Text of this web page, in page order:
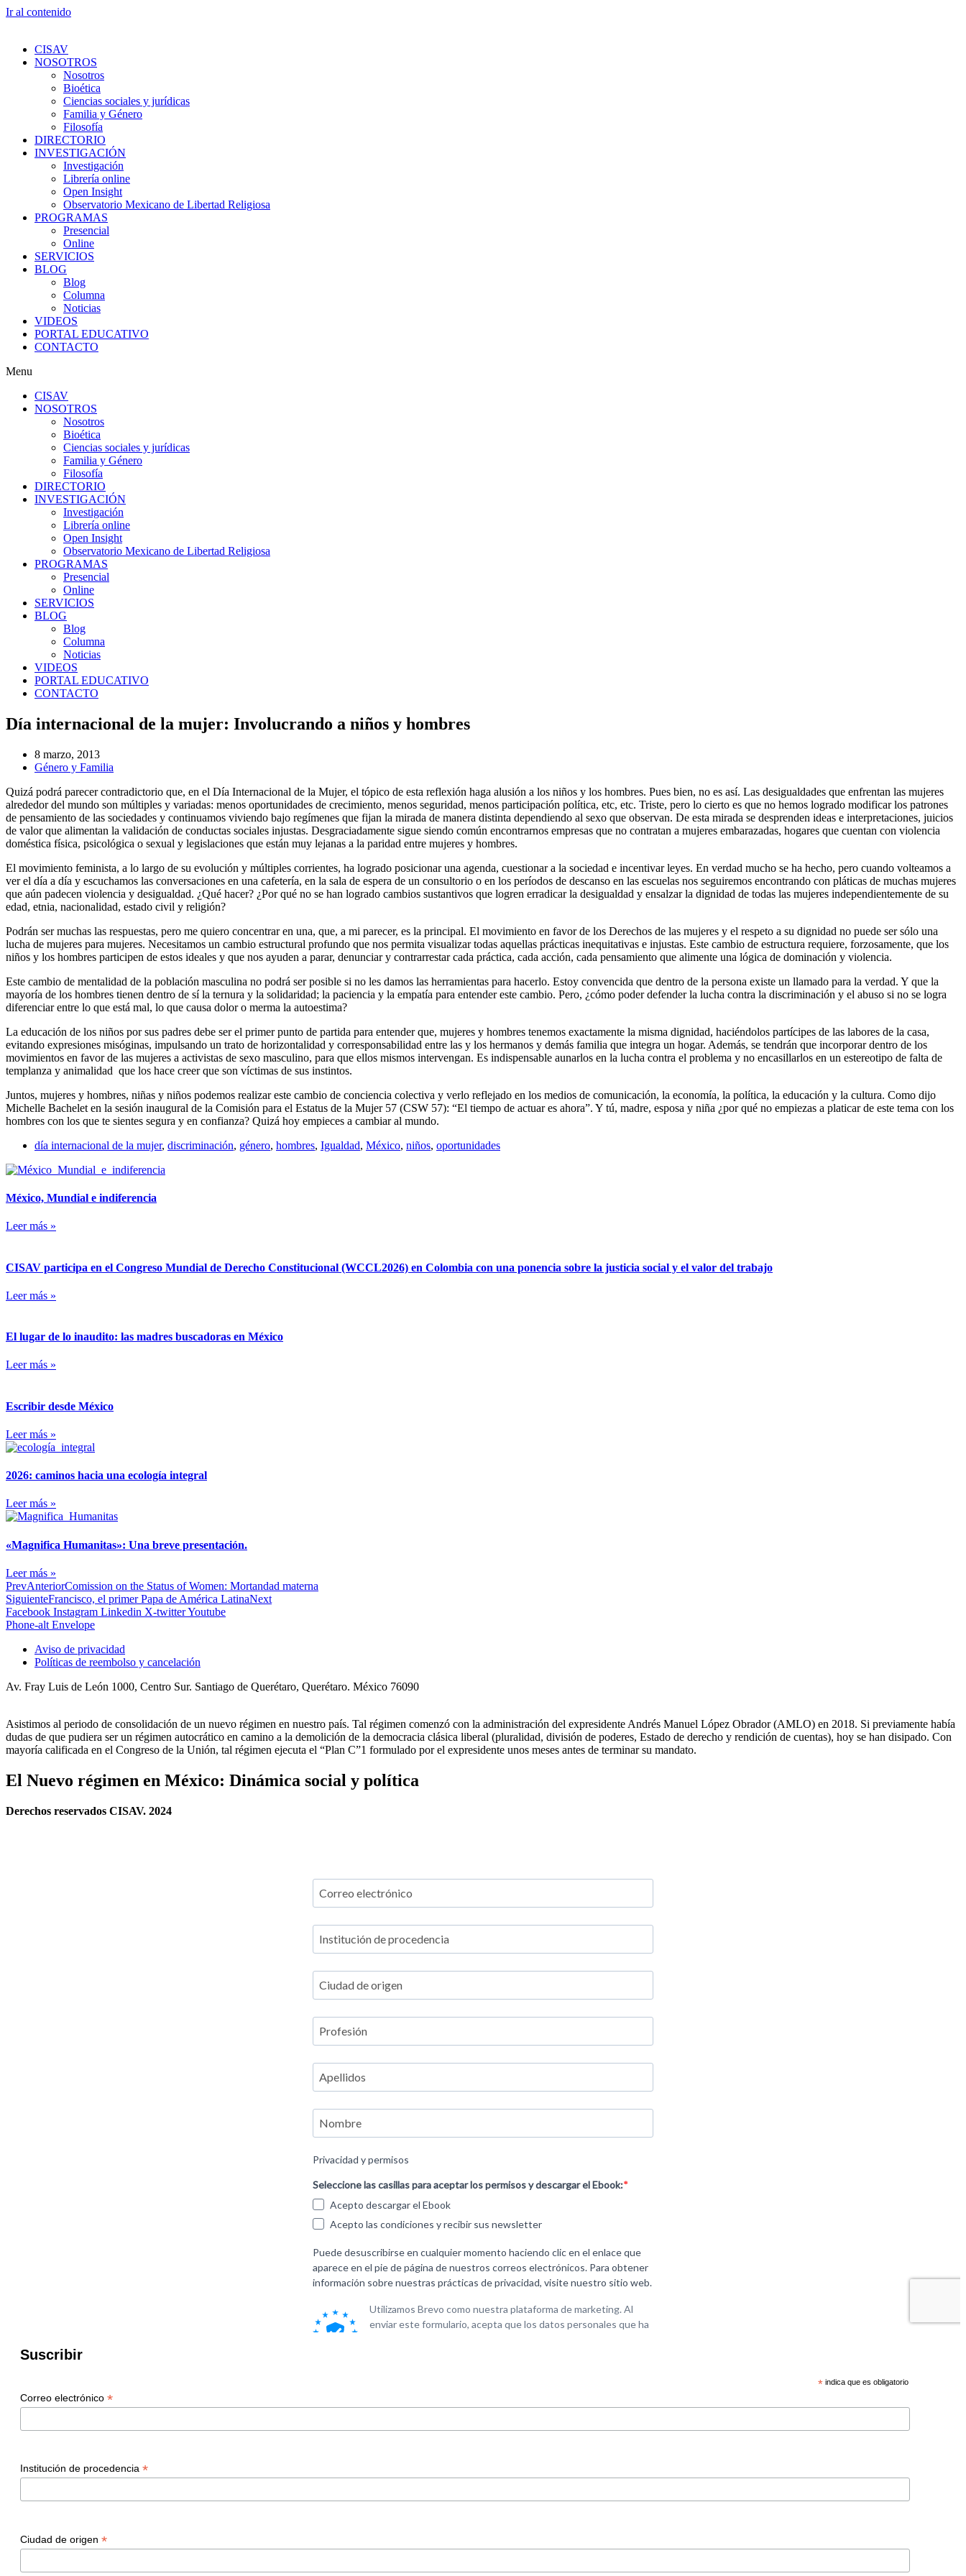
Ir al contenido
CISAV
NOSOTROS
Nosotros
Bioética
Ciencias sociales y jurídicas
Familia y Género
Filosofía
DIRECTORIO
INVESTIGACIÓN
Investigación
Librería online
Open Insight
Observatorio Mexicano de Libertad Religiosa
PROGRAMAS
Presencial
Online
SERVICIOS
BLOG
Blog
Columna
Noticias
VIDEOS
PORTAL EDUCATIVO
CONTACTO
Menu
CISAV
NOSOTROS
Nosotros
Bioética
Ciencias sociales y jurídicas
Familia y Género
Filosofía
DIRECTORIO
INVESTIGACIÓN
Investigación
Librería online
Open Insight
Observatorio Mexicano de Libertad Religiosa
PROGRAMAS
Presencial
Online
SERVICIOS
BLOG
Blog
Columna
Noticias
VIDEOS
PORTAL EDUCATIVO
CONTACTO
Día internacional de la mujer: Involucrando a niños y hombres
8 marzo, 2013
Género y Familia
Quizá podrá parecer contradictorio que, en el Día Internacional de la Mujer, el tópico de esta reflexión haga alusión a los niños y los hombres. Pues bien, no es así. Las desigualdades que enfrentan las mujeres
alrededor del mundo son múltiples y variadas: menos oportunidades de crecimiento, menos seguridad, menos participación política, etc, etc. Triste, pero lo cierto es que no hemos logrado modificar los patrones
de pensamiento de las sociedades y continuamos viviendo bajo regímenes que fijan la mirada de manera distinta dependiendo al sexo que observan. De esta mirada se desprenden ideas e interpretaciones, juicios
de valor que alimentan la validación de conductas sociales injustas. Desgraciadamente sigue siendo común encontrarnos empresas que no contratan a mujeres embarazadas, hogares que cuentan con violencia
doméstica física, psicológica o sexual y legislaciones que están muy lejanas a la paridad entre mujeres y hombres.
El movimiento feminista, a lo largo de su evolución y múltiples corrientes, ha logrado posicionar una agenda, cuestionar a la sociedad e incentivar leyes. En verdad mucho se ha hecho, pero cuando volteamos a
ver el día a día y escuchamos las conversaciones en una cafetería, en la sala de espera de un consultorio o en los períodos de descanso en las escuelas nos seguiremos encontrando con pláticas de muchas mujeres
que aún padecen violencia y desigualdad. ¿Qué hacer? ¿Por qué no se han logrado cambios sustantivos que logren erradicar la desigualdad y ensalzar la dignidad de todas las mujeres independientemente de su
edad, etnia, nacionalidad, estado civil y religión?
Podrán ser muchas las respuestas, pero me quiero concentrar en una, que, a mi parecer, es la principal. El movimiento en favor de los Derechos de las mujeres y el respeto a su dignidad no puede ser sólo una
lucha de mujeres para mujeres. Necesitamos un cambio estructural profundo que nos permita visualizar todas aquellas prácticas inequitativas e injustas. Este cambio de estructura requiere, forzosamente, que los
niños y los hombres participen de estos ideales y que nos ayuden a parar, denunciar y contrarrestar cada práctica, cada acción, cada pensamiento que alimente una lógica de dominación y violencia.
Este cambio de mentalidad de la población masculina no podrá ser posible si no les damos las herramientas para hacerlo. Estoy convencida que dentro de la persona existe un llamado para la verdad. Y que la
mayoría de los hombres tienen dentro de sí la ternura y la solidaridad; la paciencia y la empatía para entender este cambio. Pero, ¿cómo poder defender la lucha contra la discriminación y el abuso si no se logra
diferenciar entre lo que está mal, lo que causa dolor o merma la autoestima?
La educación de los niños por sus padres debe ser el primer punto de partida para entender que, mujeres y hombres tenemos exactamente la misma dignidad, haciéndolos partícipes de las labores de la casa,
evitando expresiones misóginas, impulsando un trato de horizontalidad y corresponsabilidad entre las y los hermanos y demás familia que integra un hogar. Además, se tendrán que incorporar dentro de los
movimientos en favor de las mujeres a activistas de sexo masculino, para que ellos mismos intervengan. Es indispensable aunarlos en la lucha contra el problema y no encasillarlos en un estereotipo de falta de
templanza y animalidad que los hace creer que son víctimas de sus instintos.
Juntos, mujeres y hombres, niñas y niños podemos realizar este cambio de conciencia colectiva y verlo reflejado en los medios de comunicación, la economía, la política, la educación y la cultura. Como dijo
Michelle Bachelet en la sesión inaugural de la Comisión para el Estatus de la Mujer 57 (CSW 57): “El tiempo de actuar es ahora”. Y tú, madre, esposa y niña ¿por qué no empiezas a platicar de este tema con los
hombres con los que te sientes segura y en confianza? Quizá hoy empieces a cambiar al mundo.
día internacional de la mujer, discriminación, género, hombres, Igualdad, México, niños, oportunidades
México, Mundial e indiferencia
Leer más »
CISAV participa en el Congreso Mundial de Derecho Constitucional (WCCL2026) en Colombia con una ponencia sobre la justicia social y el valor del trabajo
Leer más »
El lugar de lo inaudito: las madres buscadoras en México
Leer más »
Escribir desde México
Leer más »
2026: caminos hacia una ecología integral
Leer más »
«Magnifica Humanitas»: Una breve presentación.
Leer más »
PrevAnteriorComission on the Status of Women: Mortandad materna
SiguienteFrancisco, el primer Papa de América LatinaNext
Facebook Instagram Linkedin X-twitterYoutube
Phone-alt Envelope
Aviso de privacidad
Políticas de reembolso y cancelación
Av. Fray Luis de León 1000, Centro Sur. Santiago de Querétaro, Querétaro. México 76090
Asistimos al periodo de consolidación de un nuevo régimen en nuestro país. Tal régimen comenzó con la administración del expresidente Andrés Manuel López Obrador (AMLO) en 2018. Si previamente había
dudas de que pudiera ser un régimen autocrático en camino a la demolición de la democracia clásica liberal (pluralidad, división de poderes, Estado de derecho y rendición de cuentas), hoy se han disipado. Con
mayoría calificada en el Congreso de la Unión, tal régimen ejecuta el “Plan C”1 formulado por el expresidente unos meses antes de terminar su mandato.
El Nuevo régimen en México: Dinámica social y política
Derechos reservados CISAV. 2024
Suscribir
* indica que es obligatorio
Correo electrónico *
Institución de procedencia *
Ciudad de origen *